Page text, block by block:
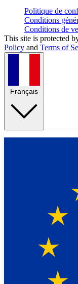
Politique de
Conditions
Conditions de
This site is protected
Policy and Terms of
Français